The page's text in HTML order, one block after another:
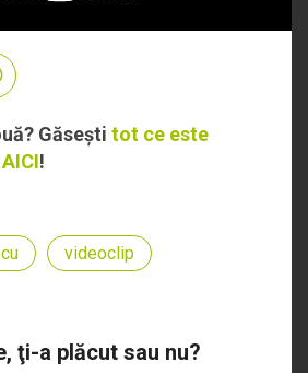
Găsești tot ce este
!
videoclip
ţi-a plăcut sau nu?